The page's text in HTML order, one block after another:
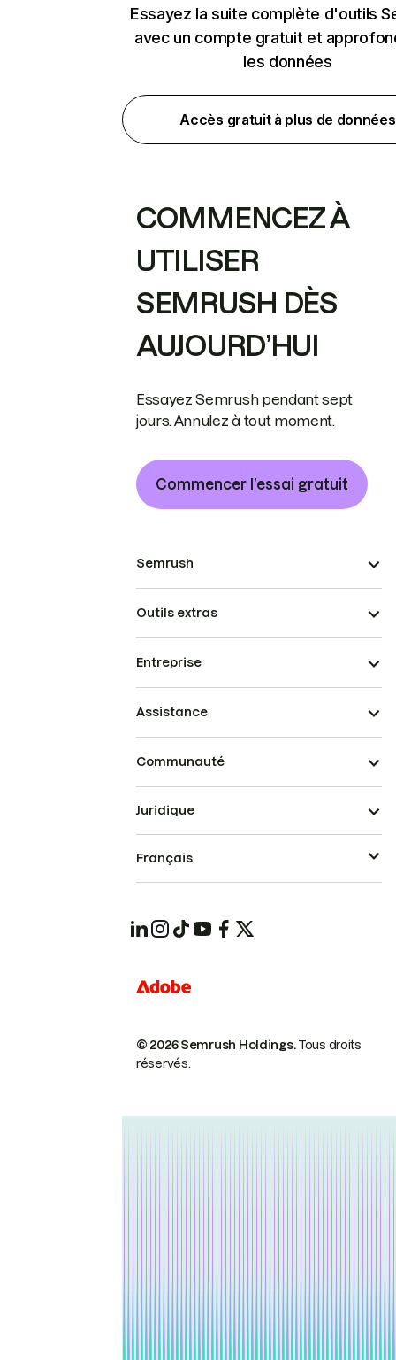
Essayez la suite complète d'outils
avec un compte gratuit et
les données
Accès gratuit à plus de données
COMMENCEZ À
UTILISER
SEMRUSH DÈS
AUJOURD’HUI
Essayez Semrush pendant sept
jours. Annulez à tout moment.
Commencer l’essai gratuit
Semrush
Outils extras
Entreprise
Assistance
Communauté
© 2026 Semrush Holdings.Tous droits
réservés.
Juridique
Français